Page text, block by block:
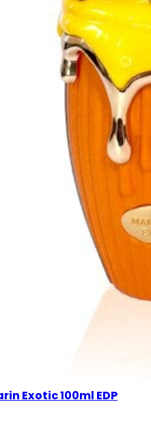
Exotic 100ml EDP